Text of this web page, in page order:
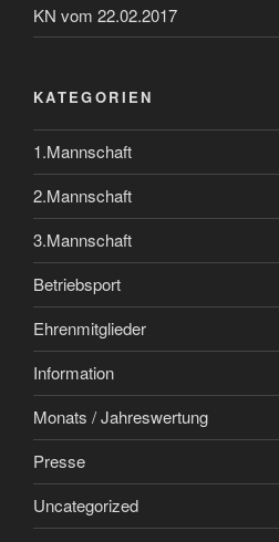
KN vom 22.02.2017
KATEGORIEN
1.Mannschaft
2.Mannschaft
3.Mannschaft
Betriebsport
Ehrenmitglieder
Information
Monats / Jahreswertung
Presse
Uncategorized